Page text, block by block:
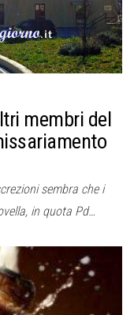
membri del
sembra che i
in quota Pd…